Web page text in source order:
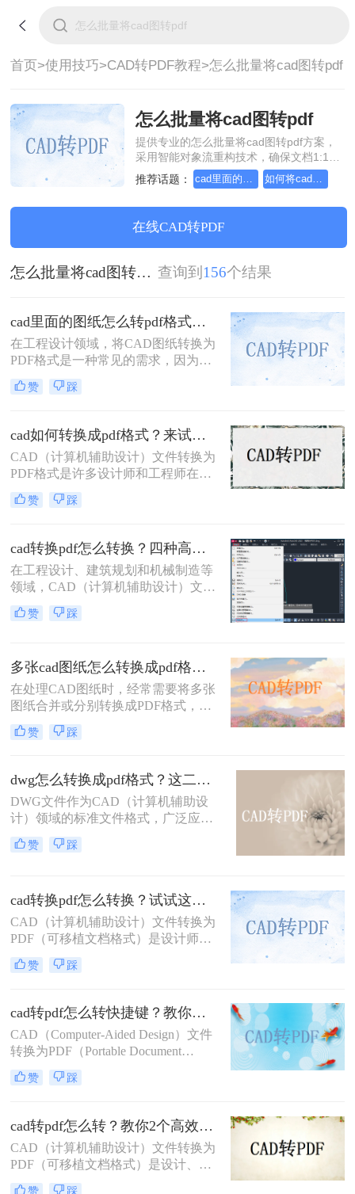
首页>使用技巧>CAD转PDF教程>怎么批量将cad图转pdf
怎么批量将cad图转pdf
提供专业的怎么批量将cad图转pdf方案，
采用智能对象流重构技术，确保文档1:1高
保真还原且排版不乱码。支持一键批量处
理，全链路 SSL 加密保障隐私安全。助您
装，高效办公。
推荐话题： cad里面的图纸怎么转pdf格式 如何将cad转成pdf格式，分享一种简单的方法
在线CAD转PDF
怎么批量将cad图转pdf 查询到 156个结果
cad里面的图纸怎么转pdf格式？试试这3种方法！
在工程设计领域，将CAD图纸转换为
PDF格式是一种常见的需求，因为
PDF格式具有跨平台兼容性好、文件
体积小、易于分享和打印等优点。那
本文将介绍三种将CAD图纸转换为
PDF的方法。
赞 踩
cad如何转换成pdf格式？来试试这三种方法吧！
CAD（计算机辅助设计）文件转换为
PDF格式是许多设计师和工程师在日
常工作中经常遇到的需求。PDF格式
因其跨平台兼容性和不可编辑性，成
那么CAD如何转换成PDF格式呢？本
文将介绍四种将CAD文件转换为PDF
格式的方法。
赞 踩
cad转换pdf怎么转换？四种高效方法详解，轻松搞定格式转换！
在工程设计、建筑规划和机械制造等
领域，CAD（计算机辅助设计）文件
是承载核心设计思想的数字载体。然
而，当需要向客户展示方案、进行图
原因在于，对方可能没有安装相应的
CAD软件，或者软件版本不兼容导致
显示错误，更存在被无意中修改的风
赞 踩
多张cad图纸怎么转换成pdf格式？二种实用方法详解！
在处理CAD图纸时，经常需要将多张
图纸合并或分别转换成PDF格式，以
便于分享、存档或打印。那么多张cad
图纸怎么转换成pdf格式呢？本文将介
有效方法，帮助您更轻松地管理和分
发您的设计成果。
赞 踩
dwg怎么转换成pdf格式？这二种方法可以试试！
DWG文件作为CAD（计算机辅助设
计）领域的标准文件格式，广泛应用
于建筑、机械、电子等设计领域。然
而，有时我们需要将这些DWG文件
呢？本文将介绍两种将DWG转换成
PDF格式的方法。
赞 踩
cad转换pdf怎么转换？试试这二种实用方法！
CAD（计算机辅助设计）文件转换为
PDF（可移植文档格式）是设计师和
工程师在日常工作中经常遇到的需
求。PDF格式因其良好的兼容性和易
作伙伴交流的理想选择。那么cad转换
pdf怎么转换呢？本文将介绍两种将
CAD文件转换为PDF的高效方法。
赞 踩
cad转pdf怎么转快捷键？教你二种很容易学会的方法！
CAD（Computer-Aided Design）文件
转换为PDF（Portable Document
Format）格式，可以方便地进行文件
共享、打印和存档。那么cad转pdf怎
的CAD转PDF方法，帮助您快速实现
文件转换。
赞 踩
cad转pdf怎么转？教你2个高效转换方法！
CAD（计算机辅助设计）文件转换为
PDF（可移植文档格式）是设计、建
筑和工程领域常见的任务。PDF格式
赞 踩